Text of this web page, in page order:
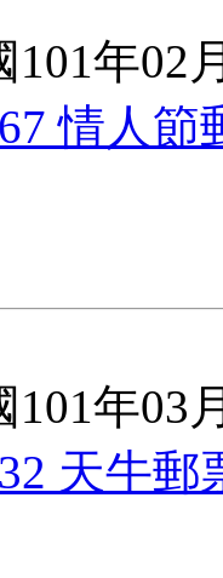
年02
情人節
年03
天牛郵